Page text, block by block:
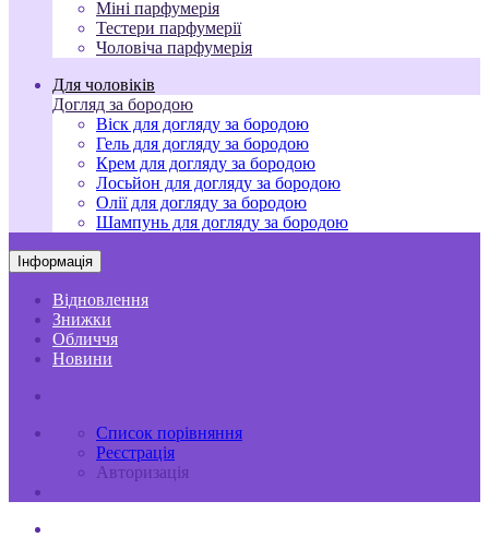
Міні парфумерія
Тестери парфумерії
Чоловіча парфумерія
Для чоловіків
Догляд за бородою
Віск для догляду за бородою
Гель для догляду за бородою
Крем для догляду за бородою
Лосьйон для догляду за бородою
Олії для догляду за бородою
Шампунь для догляду за бородою
Інформація
Відновлення
Знижки
Обличчя
Новини
Список порівняння
Реєстрація
Авторизація